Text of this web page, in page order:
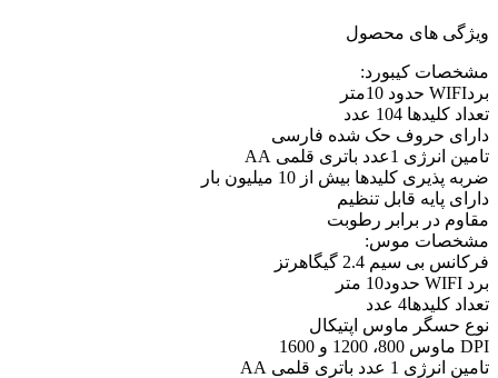
ویژگی های محصول
مشخصات کیبورد:
بردWIFI حدود 10متر
تعداد کلیدها 104 عدد
دارای حروف حک شده فارسی
تامین انرژی 1عدد باتری قلمی AA
ضربه پذیری کلیدها بیش از 10 میلیون بار
دارای پایه قابل تنظیم
مقاوم در برابر رطوبت
مشخصات موس:
فرکانس بی سیم 2.4 گیگاهرتز
برد WIFI حدود10 متر
تعداد کليدها4 عدد
نوع حسگر ماوس اپتیکال
DPI ماوس 800، 1200 و 1600
تامین انرژی 1 عدد باتری قلمی AA